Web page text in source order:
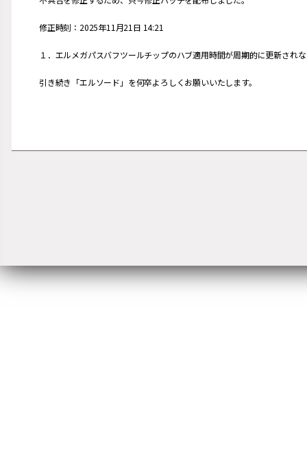
修正時刻：2025年11月21日 14:21
１．エルメガパスバフツールチップのハブ適用時間が周期的に更新され
引き続き「エルソード」を何卒よろしくお願いいたします。